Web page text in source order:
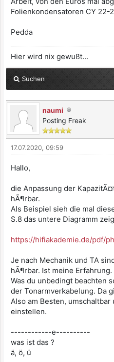
Folienkondensatoren CY 22-
Pedda
Hier wird nix gewußt...
Suchen
naumi
Posting Freak
17.07.2020, 09:59
Hallo,
die Anpassung der
hÃ¶rbar.
Als Beispiel sieh die mal
S.8 das untere Diagramm
https://hifiakademie.de/pdf/
Je nach Mechanik und TA
hÃ¶rbar. Ist meine Erfahrung.
Was du unbedingt beachten
der Tonarmverkabelung. Da
Also am Besten, umschaltbar
einstellen.
------------e----------
was ist das ?
ä, ö, ü